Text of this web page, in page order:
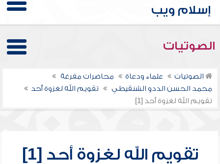
الصوتيات
الصوتيات علماء ودعاة
محاضرات مفرغة
محمد الحسن الددو الشنقيطي
تقويم الله لغزوة أحد
تقويم الله لغزوة أحد [1]
تقويم الله لغزوة أحد [1]